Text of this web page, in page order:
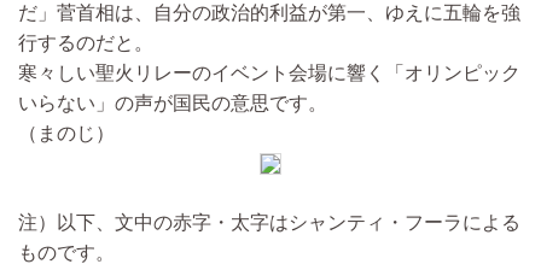
だ」菅首相は、自分の政治的利益が第一、ゆえに五輪を強
行するのだと。
寒々しい聖火リレーのイベント会場に響く「オリンピック
いらない」の声が国民の意思です。
（まのじ）
注）以下、文中の赤字・太字はシャンティ・フーラによる
ものです。